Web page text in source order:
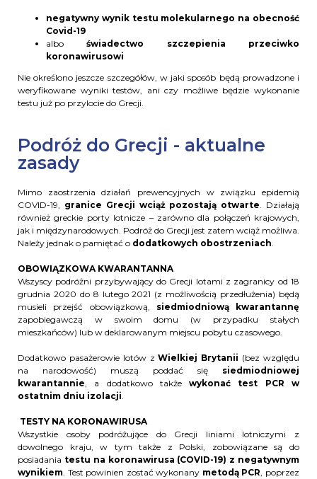
negatywny wynik testu molekularnego na obecność
Covid-19
alboświadectwo szczepienia przeciwko
koronawirusowi
Nie określono jeszcze szczegółów, w jaki sposób będą prowadzone i
weryfikowane wyniki testów, ani czy możliwe będzie wykonanie
testu już po przylocie do Grecji.
Podróż do Grecji - aktualne
zasady
Mimo zaostrzenia działań prewencyjnych w związku epidemią
COVID-19, granice Grecji wciąż pozostają otwarte. Działają
również greckie porty lotnicze – zarówno dla połączeń krajowych,
jak i międzynarodowych. Podróż do Grecji jest zatem wciąż możliwa.
Należy jednak o pamiętać o dodatkowych obostrzeniach.
OBOWIĄZKOWA KWARANTANNA
Wszyscy podróżni przybywający do Grecji lotami z zagranicy od 18
grudnia 2020 do 8 lutego 2021 (z możliwością przedłużenia) będą
musieli przejść obowiązkową, siedmiodniową kwarantannę
zapobiegawczą w swoim domu (w przypadku stałych
mieszkańców) lub w deklarowanym miejscu pobytu czasowego.
Dodatkowo pasażerowie lotów zWielkiej Brytanii (bez względu
na narodowość) muszą poddać się siedmiodniowej
kwarantannie, a dodatkowo takżewykonać test PCR w
ostatnim dniu izolacji.
TESTY NA KORONAWIRUSA
Wszystkie osoby podróżujące do Grecji liniami lotniczymi z
dowolnego kraju, w tym także z Polski, zobowiązane są do
posiadania testu na koronawirusa (COVID-19) z negatywnym
wynikiem. Test powinien zostać wykonany metodą PCR, poprzez